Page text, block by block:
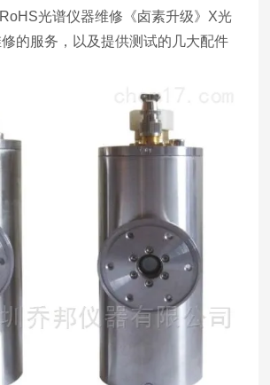
光谱仪器维修《卤素升级》X光
的服务，以及提供测试的几大配件